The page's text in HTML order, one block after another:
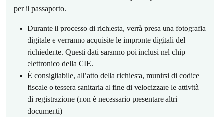
per il passaporto.
Durante il processo di richiesta, verrà presa una fotografia
digitale e verranno acquisite le impronte digitali del
richiedente. Questi dati saranno poi inclusi nel chip
elettronico della CIE.
È consigliabile, all’atto della richiesta, munirsi di codice
fiscale o tessera sanitaria al fine di velocizzare le attività
di registrazione (non è necessario presentare altri
documenti)